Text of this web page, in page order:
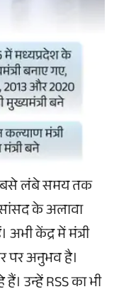
लंबे समय तक
के अलावा
अभी केंद्र में मंत्री
पर अनुभव है।
हैं। उन्हें RSS का भी